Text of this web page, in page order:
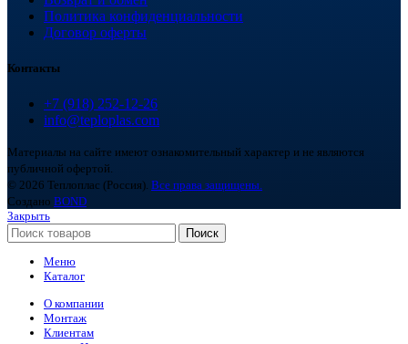
Политика конфиденциальности
Договор оферты
Контакты
+7 (918) 252-12-26
info@teploplas.com
Материалы на сайте имеют ознакомительный характер и не являются
публичной офертой.
© 2026 Теплоплас (Россия). Все права защищены.
Создано BOND
Закрыть
Поиск
Меню
Каталог
О компании
Монтаж
Клиентам